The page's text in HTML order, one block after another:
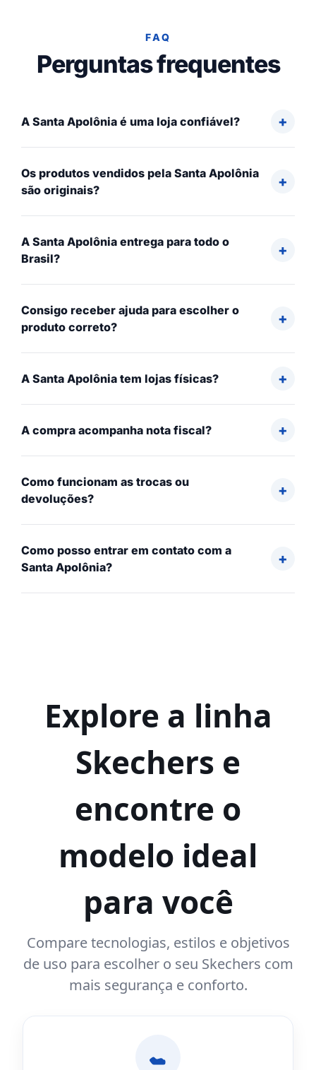
FAQ
Perguntas frequentes
A Santa Apolônia é uma loja confiável?
Os produtos vendidos pela Santa Apolônia
são originais?
A Santa Apolônia entrega para todo o
Brasil?
Consigo receber ajuda para escolher o
produto correto?
A Santa Apolônia tem lojas físicas?
A compra acompanha nota fiscal?
Como funcionam as trocas ou
devoluções?
Como posso entrar em contato com a
Santa Apolônia?
Explore a linha
Skechers e
encontre o
modelo ideal
para você
Compare tecnologias, estilos e objetivos
de uso para escolher o seu Skechers com
mais segurança e conforto.